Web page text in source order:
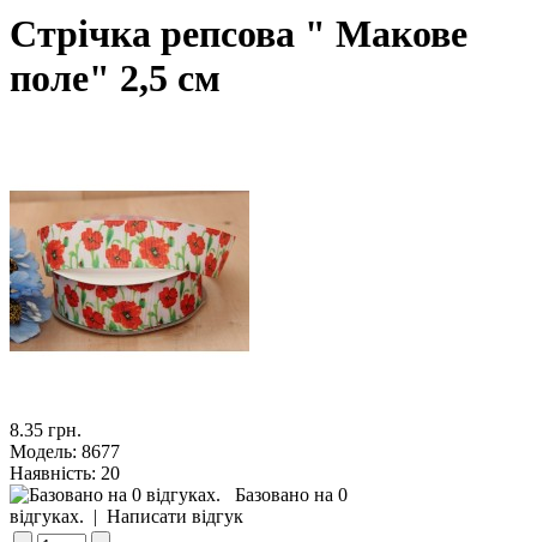
Стрічка репсова " Макове
поле" 2,5 см
8.35 грн.
Модель: 8677
Наявність: 20
Базовано на 0
відгуках. | Написати відгук